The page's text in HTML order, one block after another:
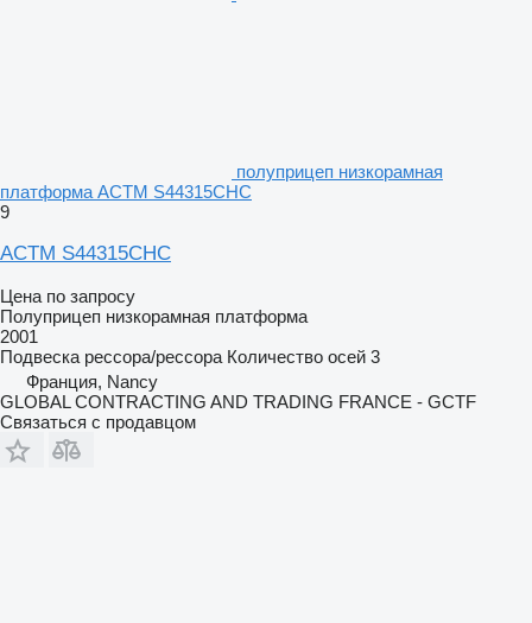
полуприцеп низкорамная
платформа ACTM S44315CHC
9
ACTM S44315CHC
Цена по запросу
Полуприцеп низкорамная платформа
2001
Подвеска рессора/рессора Количество осей 3
Франция, Nancy
GLOBAL CONTRACTING AND TRADING FRANCE - GCTF
Связаться с продавцом